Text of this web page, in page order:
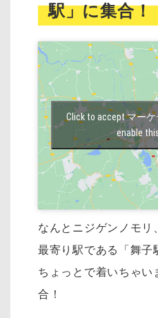
駅」に集合！
Click to accept マー
enable
なんとニジゲンノモリ
最寄り駅である「舞子
ちょっとで着いちゃい
合！